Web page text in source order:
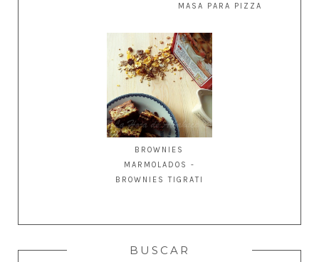
MASA PARA PIZZA
BROWNIES
MARMOLADOS -
BROWNIES TIGRATI
BUSCAR